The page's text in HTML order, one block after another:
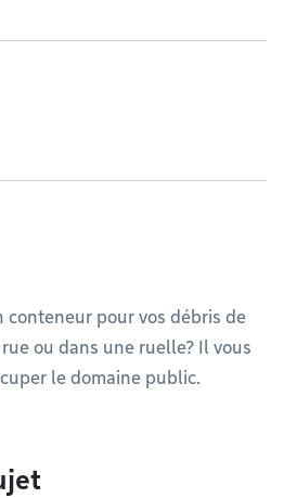
conteneur pour vos débris de
ou dans une ruelle? Il vous
le domaine public.